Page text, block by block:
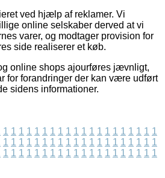
ved hjælp af reklamer. Vi
online selskaber derved at vi
varer, og modtager provision for
side realiserer et køb.
online shops ajourføres jævnligt,
for forandringer der kan være udført
sidens informationer.
1 1 1 1 1 1 1 1 1 1 1 1 1 1 1 1 1 1 1 1
1 1 1 1 1 1 1 1 1 1 1 1 1 1 1 1 1 1 1 1
1 1 1 1 1 1 1 1 1 1 1 1 1 1 1 1 1 1 1 1